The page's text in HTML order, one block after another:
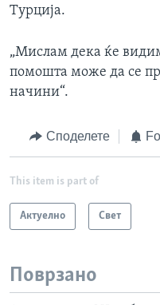
Турција.
„Мислам дека ќе
помошта може да се
начини“.
Споделете
This item is part of
Актуелно Свет
Поврзано